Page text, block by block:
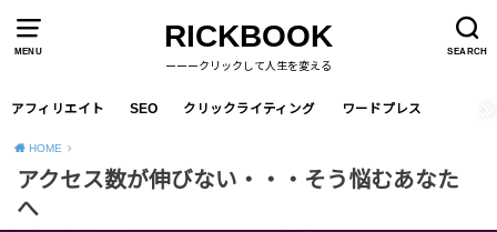
MENU SEARCH
RICKBOOK
ーーークリックして人生を変える
アフィリエイト SEO クリックライティング ワードプレス
HOME
アクセス数が伸びない・・・そう悩むあなた
へ